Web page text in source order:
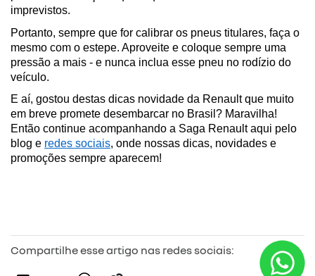
imprevistos.
Portanto, sempre que for calibrar os pneus titulares, faça o
mesmo com o estepe. Aproveite e coloque sempre uma
pressão a mais - e nunca inclua esse pneu no rodízio do
veículo.
E aí, gostou destas dicas novidade da Renault que muito
em breve promete desembarcar no Brasil? Maravilha!
Então continue acompanhando a Saga Renault aqui pelo
blog e redes sociais, onde nossas dicas, novidades e
promoções sempre aparecem!
Compartilhe esse artigo nas redes sociais: